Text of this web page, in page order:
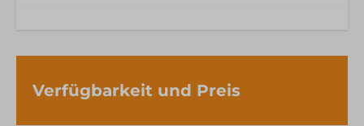
Verfügbarkeit und Preis